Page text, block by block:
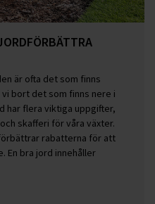
är ofta det som finns
bort det som finns nere i
har flera viktiga uppgifter,
skafferi för våra växter.
rabatterna för att
En bra jord innehåller